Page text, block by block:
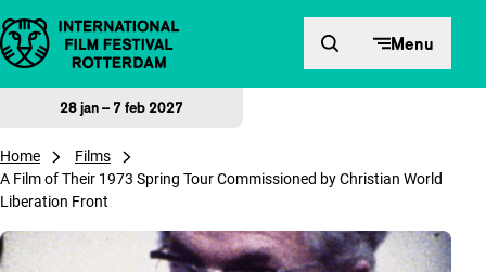
Direct naar inhoud Menu
28 jan – 7 feb 2027
Home
Films
A Film of Their 1973 Spring Tour Commissioned by Christian World
Liberation Front